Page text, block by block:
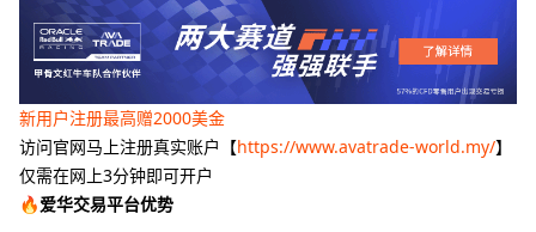
新用户注册最高赠2000美金
访问官网马上注册真实账户【https://www.avatrade-world.my/】
仅需在网上3分钟即可开户
🔥爱华交易平台优势